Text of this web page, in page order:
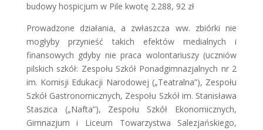
budowy hospicjum w Pile kwotę 2.288, 92 zł
Prowadzone działania, a zwłaszcza ww. zbiórki nie
mogłyby przynieść takich efektów medialnych i
finansowych gdyby nie praca wolontariuszy (uczniów
pilskich szkół: Zespołu Szkół Ponadgimnazjalnych nr 2
im. Komisji Edukacji Narodowej („Teatralna”), Zespołu
Szkół Gastronomicznych, Zespołu Szkół im. Stanisława
Staszica („Nafta”), Zespołu Szkół Ekonomicznych,
Gimnazjum i Liceum Towarzystwa Salezjańskiego,